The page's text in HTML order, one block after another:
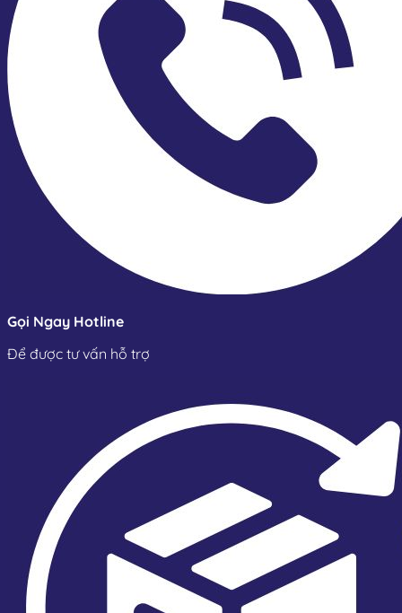
Gọi Ngay Hotline
Để được tư vấn hỗ trợ